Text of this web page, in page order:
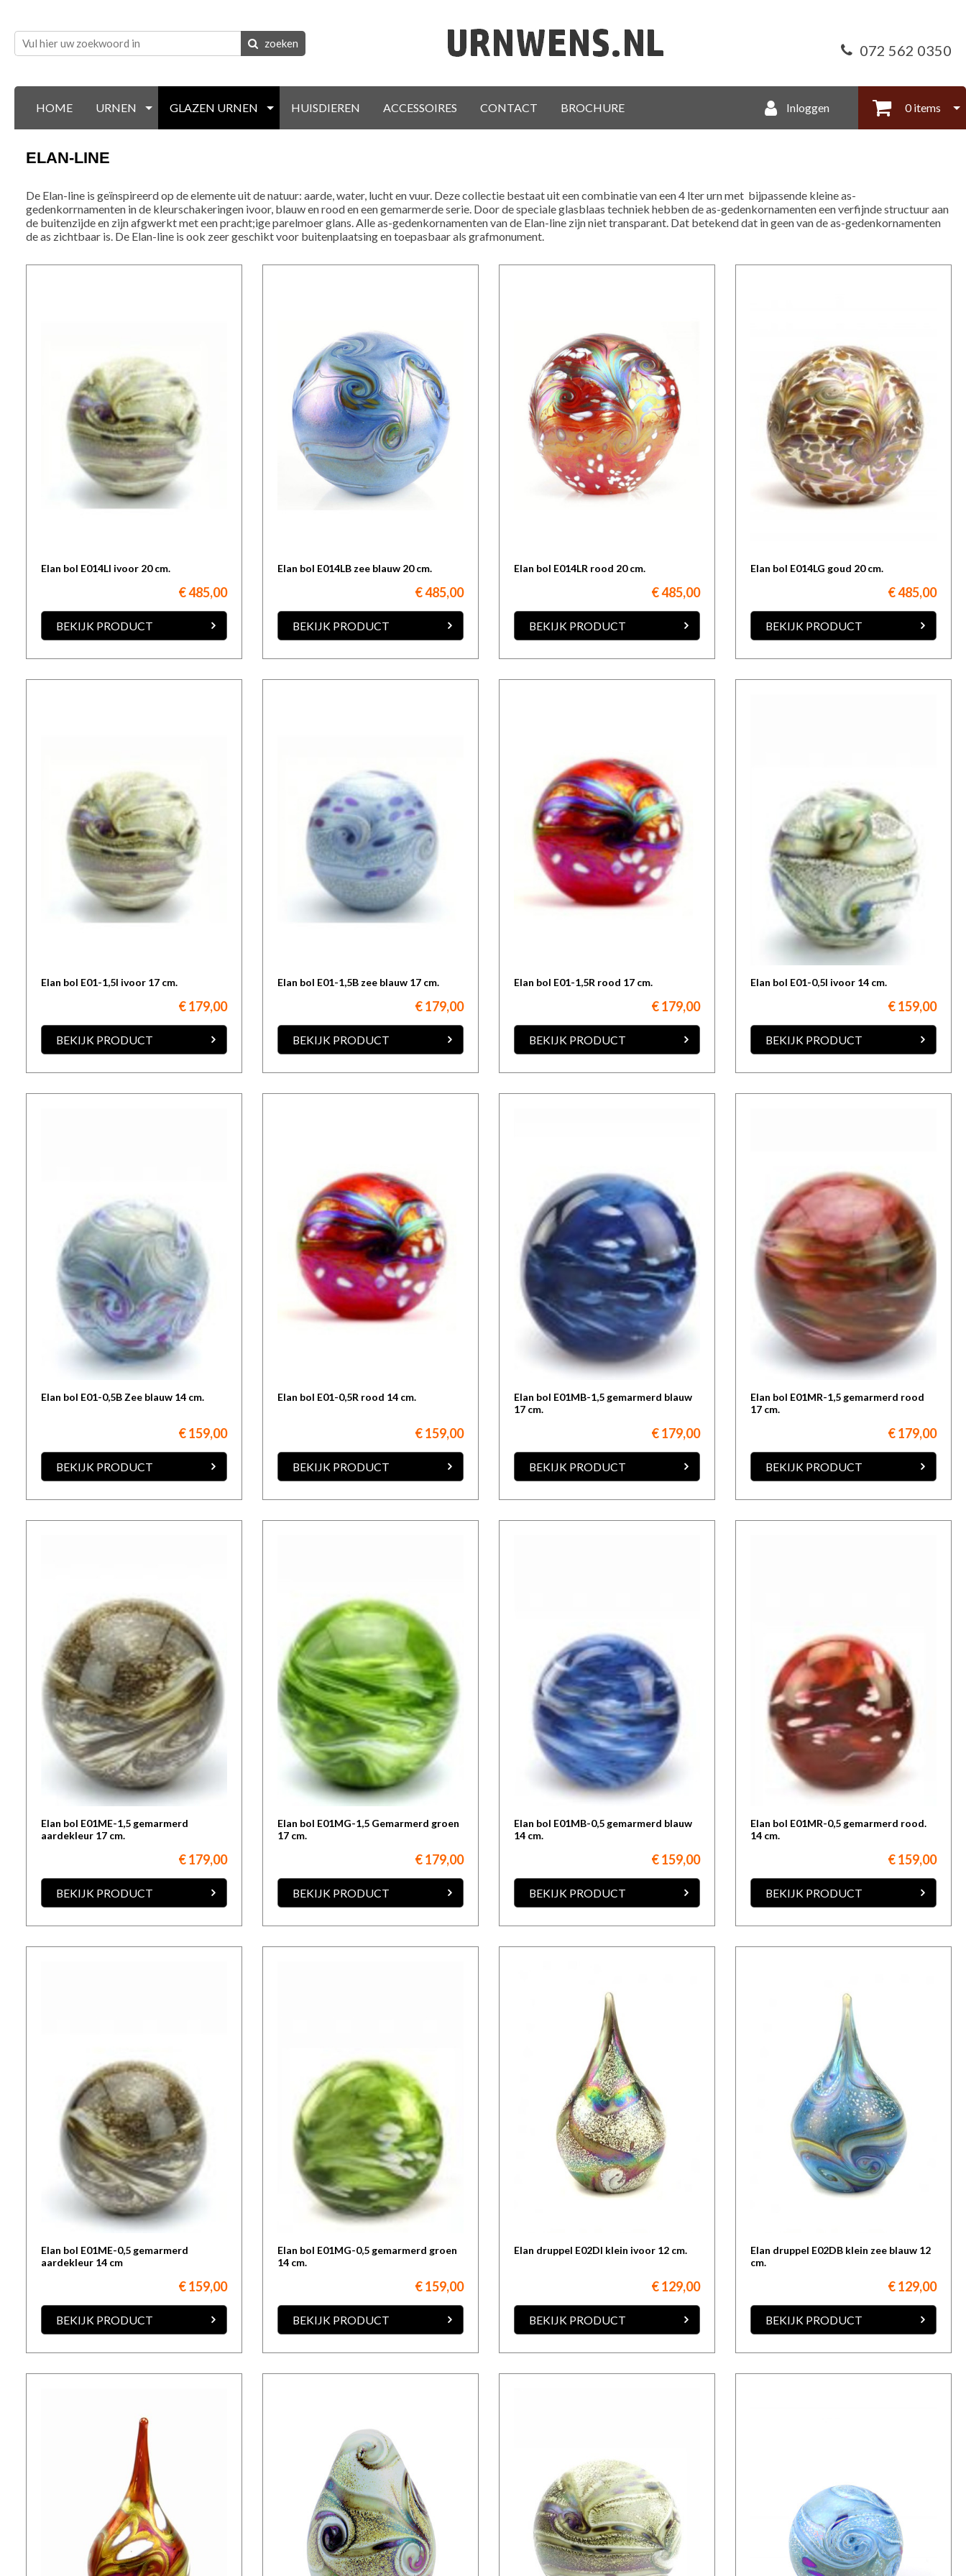
zoeken 072 562 0350
HOME URNEN GLAZEN URNEN HUISDIEREN ACCESSOIRES CONTACT BROCHURE Inloggen 0 items
ELAN-LINE
De Elan-line is geïnspireerd op de elemente uit de natuur: aarde, water, lucht en vuur. Deze collectie bestaat uit een combinatie van een 4 lter urn met bijpassende kleine as-
gedenkorrnamenten in de kleurschakeringen ivoor, blauw en rood en een gemarmerde serie. Door de speciale glasblaas techniek hebben de as-gedenkornamenten een verfijnde structuur aan
de buitenzijde en zijn afgwerkt met een pracht;ige parelmoer glans. Alle as-gedenkornamenten van de Elan-line zijn niet transparant. Dat betekend dat in geen van de as-gedenkornamenten
de as zichtbaar is. De Elan-line is ook zeer geschikt voor buitenplaatsing en toepasbaar als grafmonument.
Elan bol E014LI ivoor 20 cm.
€ 485,00
BEKIJK PRODUCT
Elan bol E014LB zee blauw 20 cm.
€ 485,00
BEKIJK PRODUCT
Elan bol E014LR rood 20 cm.
€ 485,00
BEKIJK PRODUCT
Elan bol E014LG goud 20 cm.
€ 485,00
BEKIJK PRODUCT
Elan bol E01-1,5l ivoor 17 cm.
€ 179,00
BEKIJK PRODUCT
Elan bol E01-1,5B zee blauw 17 cm.
€ 179,00
BEKIJK PRODUCT
Elan bol E01-1,5R rood 17 cm.
€ 179,00
BEKIJK PRODUCT
Elan bol E01-0,5I ivoor 14 cm.
€ 159,00
BEKIJK PRODUCT
Elan bol E01-0,5B Zee blauw 14 cm.
€ 159,00
BEKIJK PRODUCT
Elan bol E01-0,5R rood 14 cm.
€ 159,00
BEKIJK PRODUCT
Elan bol E01MB-1,5 gemarmerd blauw
17 cm.
€ 179,00
BEKIJK PRODUCT
Elan bol E01MR-1,5 gemarmerd rood
17 cm.
€ 179,00
BEKIJK PRODUCT
Elan bol E01ME-1,5 gemarmerd
aardekleur 17 cm.
€ 179,00
BEKIJK PRODUCT
Elan bol E01MG-1,5 Gemarmerd groen
17 cm.
€ 179,00
BEKIJK PRODUCT
Elan bol E01MB-0,5 gemarmerd blauw
14 cm.
€ 159,00
BEKIJK PRODUCT
Elan bol E01MR-0,5 gemarmerd rood.
14 cm.
€ 159,00
BEKIJK PRODUCT
Elan bol E01ME-0,5 gemarmerd
aardekleur 14 cm
€ 159,00
BEKIJK PRODUCT
Elan bol E01MG-0,5 gemarmerd groen
14 cm.
€ 159,00
BEKIJK PRODUCT
Elan druppel E02DI klein ivoor 12 cm.
€ 129,00
BEKIJK PRODUCT
Elan druppel E02DB klein zee blauw 12
cm.
€ 129,00
BEKIJK PRODUCT